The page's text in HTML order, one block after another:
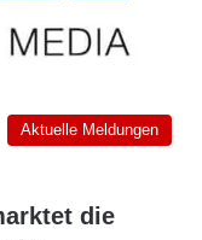
Aktuelle Meldungen
die